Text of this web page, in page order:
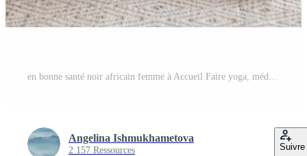
Angelina Ishmukhametova
2 157 Ressources Suivre